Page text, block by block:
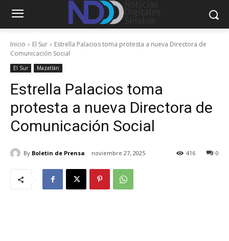
Inicio El Sur
Estrella Palacios toma protesta a nueva Directora de
Comunicación Social
El Sur Mazatlán
Estrella Palacios toma
protesta a nueva Directora de
Comunicación Social
By Boletin de Prensa noviembre 27, 2025 0
416